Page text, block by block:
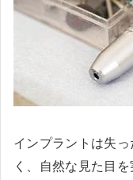
インプラントは失
く、自然な見た目